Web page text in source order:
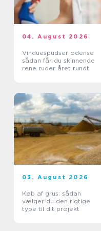
04. August 2026
Vinduespudser odense
sådan får du skinnende
rene ruder året rundt
03. August 2026
Køb af grus: sådan
vælger du den rigtige
type til dit projekt